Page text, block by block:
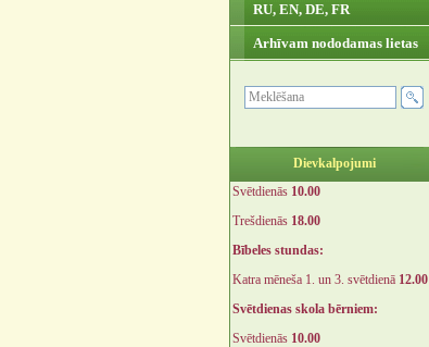
RU, EN, DE, FR
Arhīvam nododamas lietas
Dievkalpojumi
Svētdienās 10.00
Trešdienās 18.00
Bībeles stundas:
Katra mēneša 1. un 3. svētdienā 12.00
Svētdienas skola bērniem:
Svētdienās 10.00